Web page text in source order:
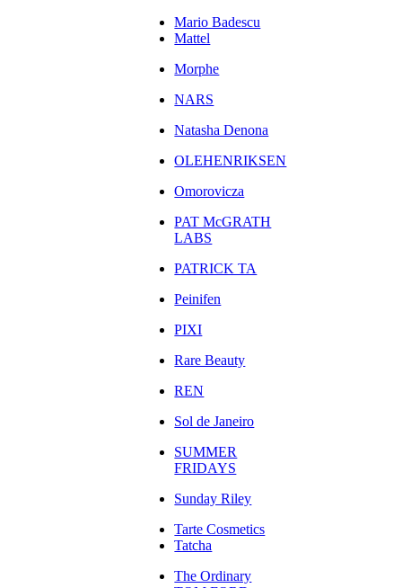
Mario Badescu
Mattel
Morphe
NARS
Natasha Denona
OLEHENRIKSEN
Omorovicza
PAT McGRATH
LABS
PATRICK TA
Peinifen
PIXI
Rare Beauty
REN
Sol de Janeiro
SUMMER
FRIDAYS
Sunday Riley
Tarte Cosmetics
Tatcha
The Ordinary